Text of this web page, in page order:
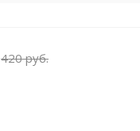
420руб.